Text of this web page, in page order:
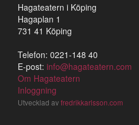
Hagateatern i Köping
Hagaplan 1
731 41 Köping
Telefon: 0221-148 40
E-post: info@hagateatern.com
Om Hagateatern
Inloggning
Utvecklad avfredrikkarlsson.com